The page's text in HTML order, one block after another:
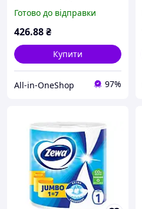
Готово до відправки
426.88₴
Купити
All-in-OneShop 97%